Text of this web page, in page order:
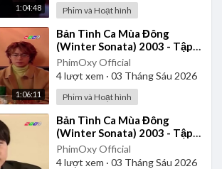
1:04:48 Phim và Hoạt hình
1:06:11
⁣Bản Tình Ca Mùa Đông
(Winter Sonata) 2003 - Tập
15 | Lồng Tiếng
PhimOxy Official
4lượt xem · 03 Tháng Sáu 2026
Phim và Hoạt hình
⁣Bản Tình Ca Mùa Đông
(Winter Sonata) 2003 - Tập
19 | Lồng Tiếng
PhimOxy Official
4lượt xem · 03 Tháng Sáu 2026